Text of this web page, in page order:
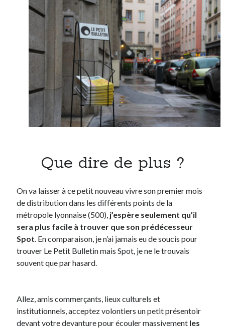
Que dire de plus ?
On va laisser à ce petit nouveau vivre son premier mois
de distribution dans les différents points de la
métropole lyonnaise (500), j’espère seulement qu’il
sera plus facile à trouver que son prédécesseur
Spot En comparaison, je n’ai jamais eu de soucis pour
trouver Le Petit Bulletin mais Spot, je ne le trouvais
souvent que par hasard.
Allez, amis commerçants, lieux culturels et
institutionnels, acceptez volontiers un petit présentoir
devant votre devanture pour écouler massivement les